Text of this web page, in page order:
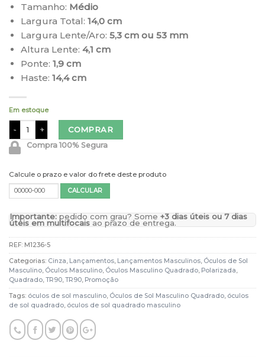
Tamanho: Médio
Largura Total: 14,0 cm
Largura Lente/Aro: 5,3 cm ou 53 mm
Altura Lente: 4,1 cm
Ponte: 1,9 cm
Haste: 14,4 cm
Em estoque
Óculos de Sol Masculino Quadrado Cinza Jean quantidade
COMPRAR
Compra 100% Segura
Calcule o prazo e valor do frete deste produto
Importante: pedido com grau? Some +3 dias úteis ou 7 dias
úteis em multifocais ao prazo de entrega.
REF: M1236-5
Categorias: Cinza, Lançamentos, Lançamentos Masculinos, Óculos de Sol
Masculino, Óculos Masculino, Óculos Masculino Quadrado, Polarizada,
Quadrado,TR90,TR90, Promoção
Tags: óculos de sol masculino, Óculos de Sol Masculino Quadrado, óculos
de sol quadrado, óculos de sol quadrado masculino